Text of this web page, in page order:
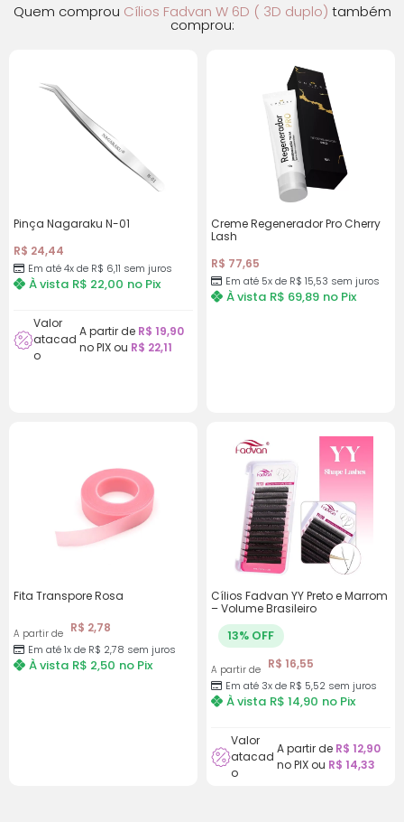
4x deR$7,75sem
R$31,00
5x de 31,00
6x deR$5,70
juros
R$ 34,20
Quem comprou Cílios Fadvan W 6D ( 3D duplo) também
comprou:
Pinça Nagaraku N-01
R$ 24,44
Em até 4x de R$ 6,11 sem juros
À vista R$ 22,00 no Pix
Valor
atacad
o
A partir de R$ 19,90
no PIX ou R$ 22,11
Creme Regenerador Pro Cherry
Lash
R$ 77,65
Em até 5x de R$ 15,53 sem juros
À vista R$ 69,89 no Pix
Fita Transpore Rosa
A partir de R$ 2,78
Em até 1x de R$ 2,78 sem juros
À vista R$ 2,50 no Pix
Cílios Fadvan YY Preto e Marrom
– Volume Brasileiro
13% OFF
A partir de R$ 16,55
Em até 3x de R$ 5,52 sem juros
À vista R$ 14,90 no Pix
Valor
atacad
o
A partir de R$ 12,90
no PIX ou R$ 14,33